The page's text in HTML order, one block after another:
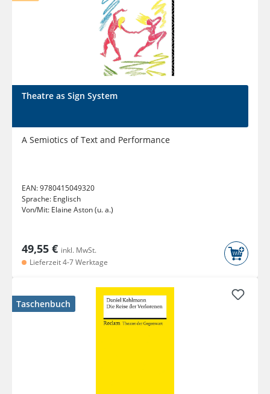
Theatre as Sign System
A Semiotics of Text and Performance
EAN:9780415049320
Sprache: Englisch
Von/Mit: Elaine Aston (u. a.)
49,55 € inkl. MwSt.
Lieferzeit 4-7 Werktage
Taschenbuch